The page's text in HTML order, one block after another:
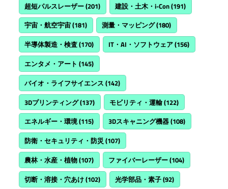
超短パルスレーザー(201) 建設・土木・i-Con(191)
宇宙・航空宇宙(181) 測量・マッピング(180)
半導体製造・検査(170) IT・AI・ソフトウェア(156)
エンタメ・アート (145)
バイオ・ライフサイエンス (142)
3Dプリンティング(137) モビリティ・運輸(122)
エネルギー・環境(115) 3Dスキャニング機器(108)
防衛・セキュリティ・防災(107)
農林・水産・植物(107) ファイバーレーザー(104)
切断・溶接・穴あけ(102) 光学部品・素子(92)